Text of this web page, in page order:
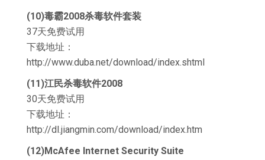
(10)毒霸2008杀毒软件套装
37天免费试用
下载地址：
http://www.duba.net/download/index.shtml
(11)江民杀毒软件2008
30天免费试用
下载地址：
http://dl.jiangmin.com/download/index.htm
(12)McAfee Internet Security Suite